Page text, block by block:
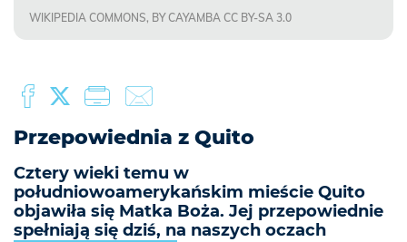
WIKIPEDIA COMMONS, BY CAYAMBA CC BY-SA 3.0
Przepowiednia z Quito
Cztery wieki temu w
południowoamerykańskim mieście Quito
objawiła się Matka Boża. Jej przepowiednie
spełniają się dziś, na naszych oczach